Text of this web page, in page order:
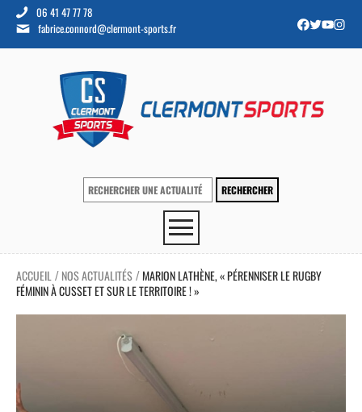
06 41 47 77 78
fabrice.connord@clermont-sports.fr
ACCUEIL / NOS ACTUALITÉS /MARION LATHÈNE, « PÉRENNISER LE RUGBY
FÉMININ À CUSSET ET SUR LE TERRITOIRE ! »